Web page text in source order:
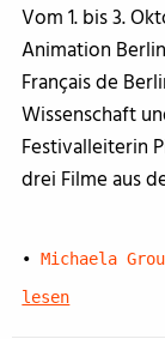
Vom 1. bis 3.
Animation
Français de
Wissenschaft
Festivalleiterin
drei Filme aus
• Michaela
lesen